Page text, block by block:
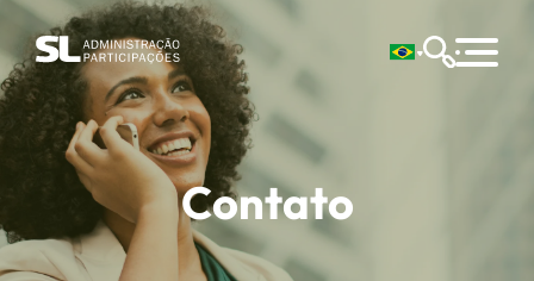
Contato